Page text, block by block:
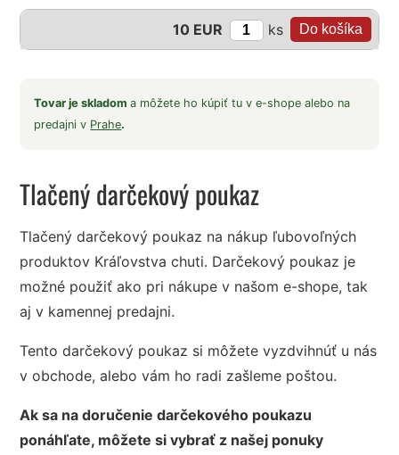
10 EUR ks
Tovar je skladoma môžete ho kúpiť tu v e-shope alebo na
predajni v Prahe.
Tlačený darčekový poukaz
Tlačený darčekový poukaz na nákup ľubovoľných
produktov Kráľovstva chuti. Darčekový poukaz je
možné použiť ako pri nákupe v našom e-shope, tak
aj v kamennej predajni.
Tento darčekový poukaz si môžete vyzdvihnúť u nás
v obchode, alebo vám ho radi zašleme poštou.
Ak sa na doručenie darčekového poukazu
ponáhľate, môžete si vybrať z našej ponuky